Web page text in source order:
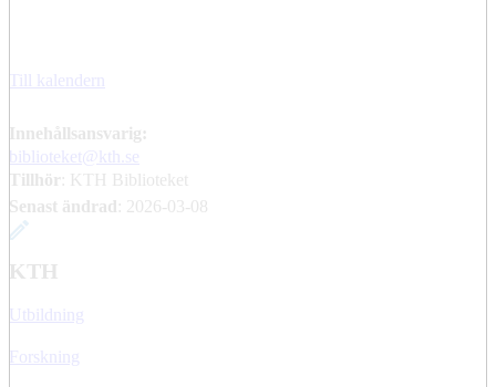
Till kalendern
Innehållsansvarig:
biblioteket@kth.se
Tillhör
: KTH Biblioteket
Senast ändrad
2026-03-08
KTH
Utbildning
Forskning